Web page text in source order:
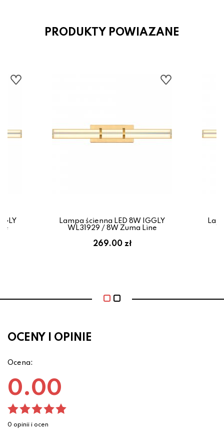
PRODUKTY POWIAZANE
Lampa ścienna LED 8W IGGLY
WL31929 / 8W Zuma Line
269.00 zł
OCENY I OPINIE
Ocena:
0.00
0 opinii i ocen